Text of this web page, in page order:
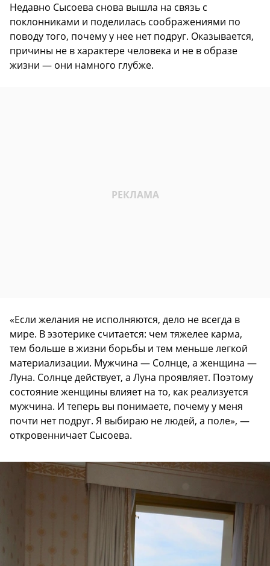
Недавно Сысоева снова вышла на связь с
поклонниками и поделилась соображениями по
поводу того, почему у нее нет подруг. Оказывается,
причины не в характере человека и не в образе
жизни — они намного глубже.
«Если желания не исполняются, дело не всегда в
мире. В эзотерике считается: чем тяжелее карма,
тем больше в жизни борьбы и тем меньше легкой
материализации. Мужчина — Солнце, а женщина —
Луна. Солнце действует, а Луна проявляет. Поэтому
состояние женщины влияет на то, как реализуется
мужчина. И теперь вы понимаете, почему у меня
почти нет подруг. Я выбираю не людей, а поле», —
откровенничает Сысоева.